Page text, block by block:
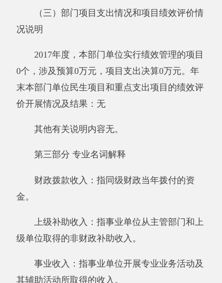
入、经营收入、其他收入的结转和结余。
基本支出：指为保障机构正常运转、完成日
常工作任务而发生的人员支出和公用支出。
项目支出：指在基本支出之外为完成特定行
政任务和事业发展目标所发生的支出。
经营支出：指事业单位在专业业务活动及其
辅助活动之外开展非独立核算经营活动发生的支
对附属单位补助支出：指事业单位发生的用
非财政预算资金对附属单位的补助支出。
和公务接待费。其中，因公出国（境）费反映单
位公务出国（境）的住宿费、旅费、伙食补助
费反映单位公务用车购置费及租用费、燃料费、